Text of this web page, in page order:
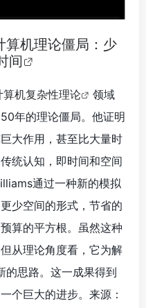
算机理论僵局：少
间
算机复杂性理论
领域
年的理论僵局。他证明
大作用，甚至比大量时
统认知，即时间和空间
通过一种新的模拟
少空间的形式，节省的
算的平方根。虽然这种
从理论角度看，它为解
的思路。这一成果得到
个巨大的进步。来源：